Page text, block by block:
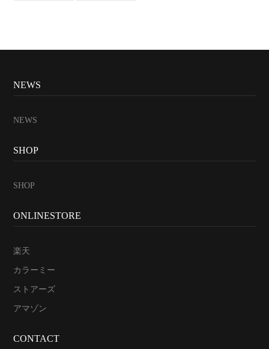
NEWS
NEWS
SHOP
SHOP
ONLINESTORE
楽天
カラーミー
ストアーズ
アマゾン
CONTACT